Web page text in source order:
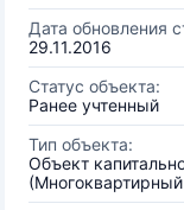
Дата обновления
29.11.2016
Статус объекта:
Ранее учтенный
Тип объекта:
Объект